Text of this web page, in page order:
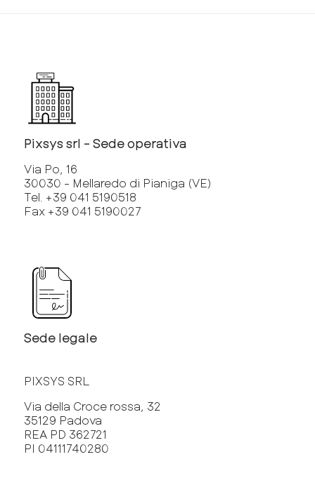
Pixsys srl - Sede operativa
Via Po, 16
30030 - Mellaredo di Pianiga (VE)
Tel. +39 041 5190518
Fax +39 041 5190027
Sede legale
PIXSYS SRL
Via della Croce rossa, 32
35129 Padova
REA PD 362721
PI 04111740280